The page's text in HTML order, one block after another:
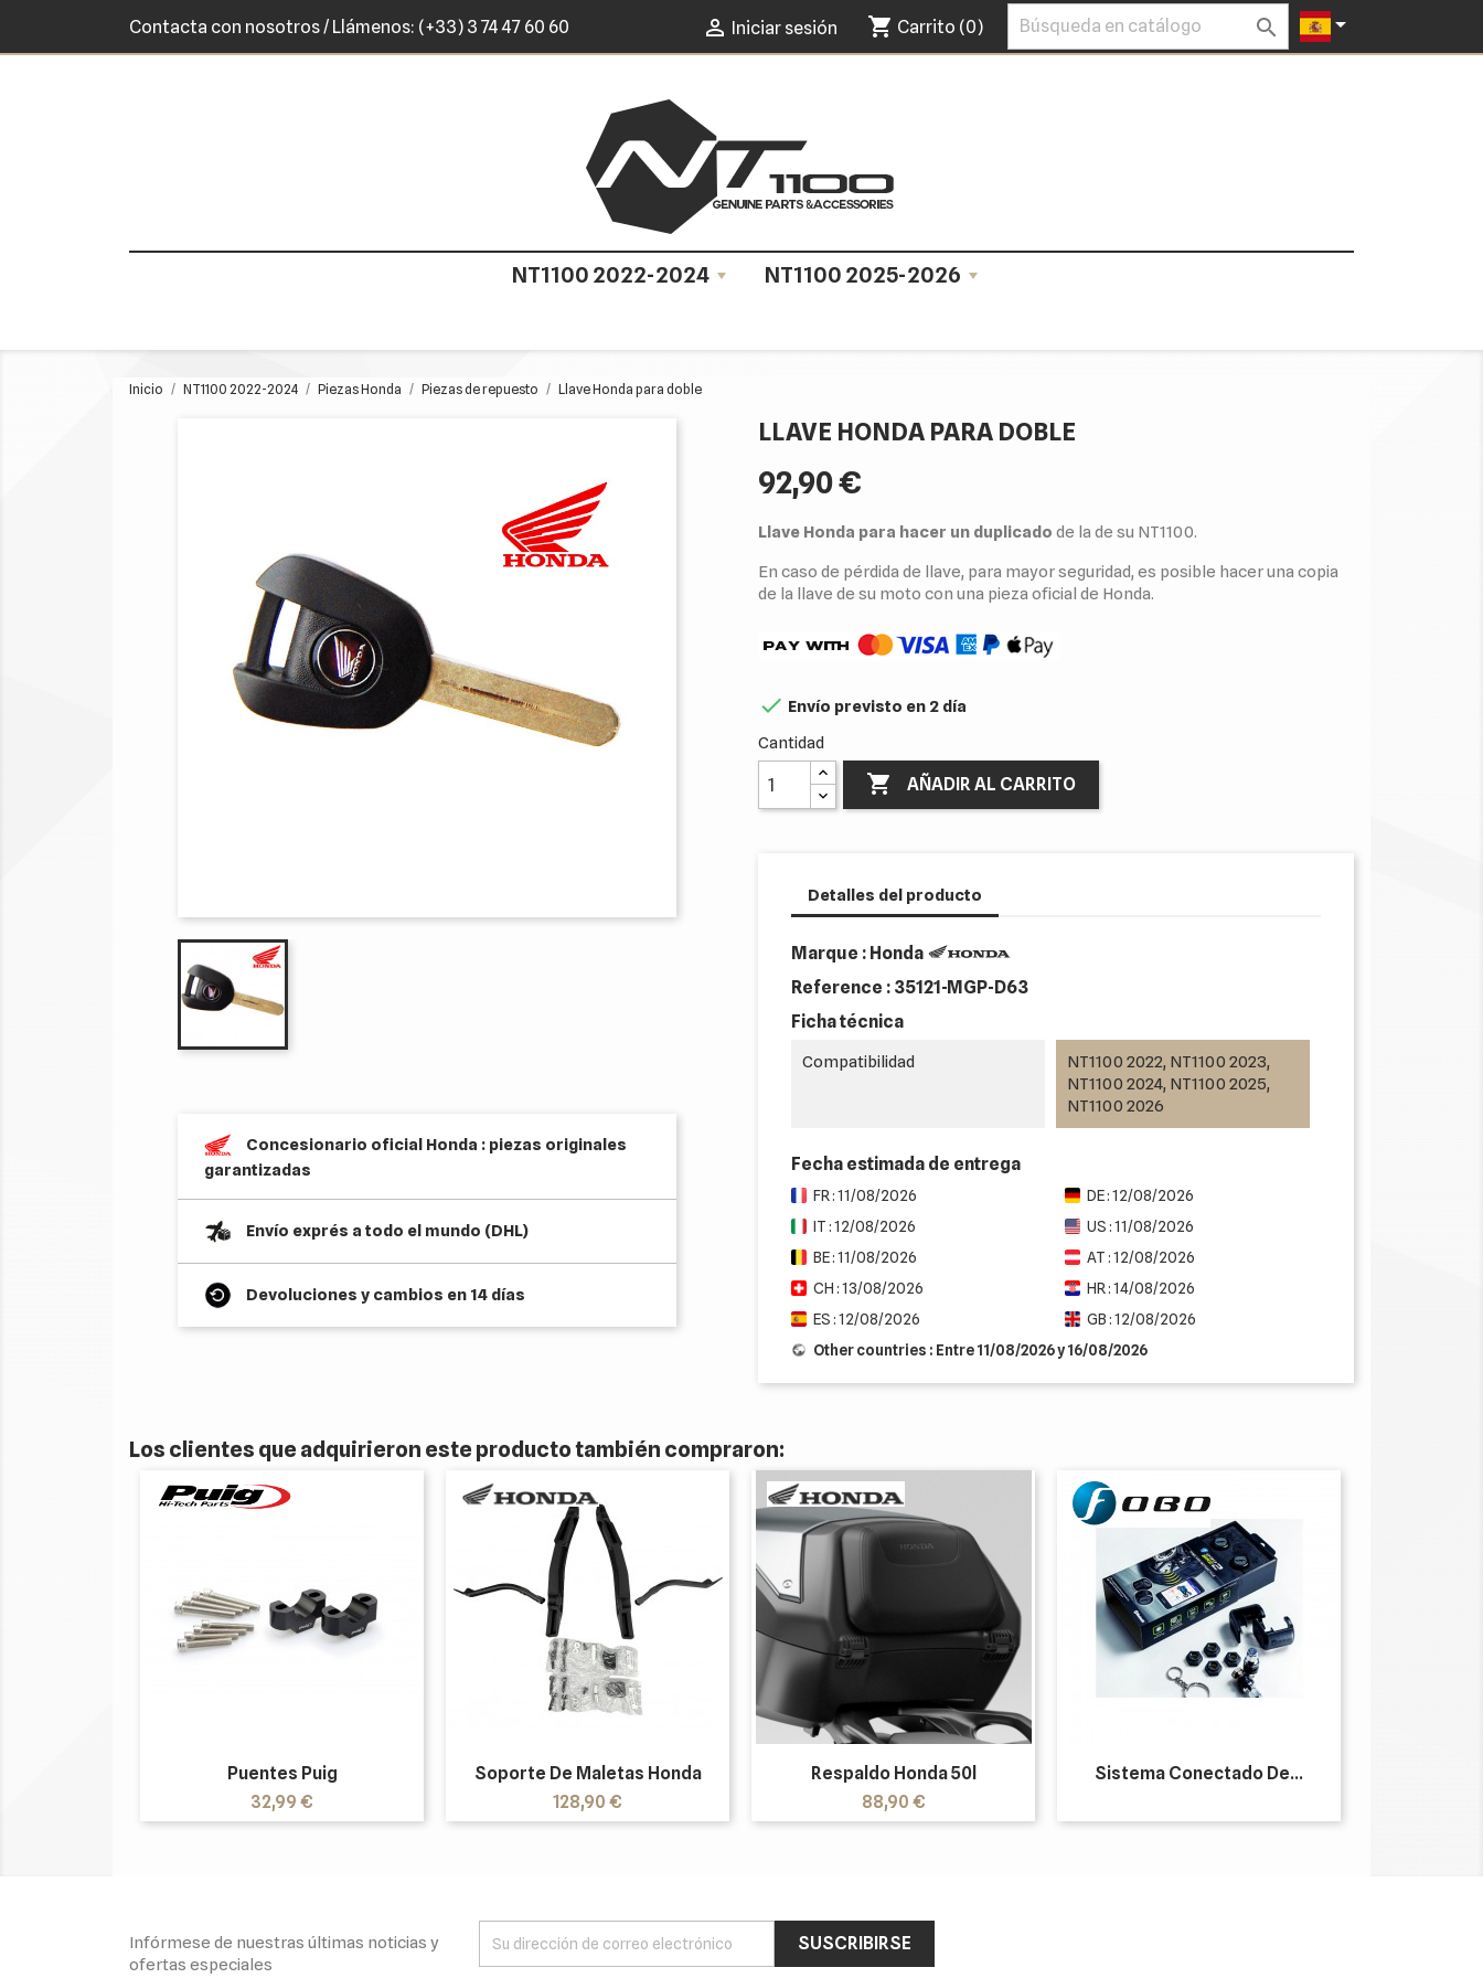
Contacta con nosotros/ Llámenos: (+33) 3 74 47 60 60  Iniciar sesión shopping_cart Carrito (0)  
NT1100 2022-2024 NT1100 2025-2026
Inicio NT1100 2022-2024 Piezas Honda Piezas de repuesto Llave Honda para doble
Concesionario oficial Honda : piezas originales
garantizadas
Envío exprés a todo el mundo (DHL)
Devoluciones y cambios en 14 días
LLAVE HONDA PARA DOBLE
92,90 €
Llave Honda para hacer un duplicado de la de su NT1100.
En caso de pérdida de llave, para mayor seguridad, es posible hacer una copia
de la llave de su moto con una pieza oficial de Honda.
 Envío previsto en 2 día
Cantidad
 AÑADIR AL CARRITO
Detalles del producto
Marque : Honda
Reference : 35121-MGP-D63
Ficha técnica
Compatibilidad
NT1100 2022, NT1100 2023,
NT1100 2024, NT1100 2025,
NT1100 2026
Fecha estimada de entrega
FR : 11/08/2026
DE : 12/08/2026
IT : 12/08/2026
US : 11/08/2026
BE : 11/08/2026
AT : 12/08/2026
CH : 13/08/2026
HR : 14/08/2026
ES : 12/08/2026
GB : 12/08/2026
Other countries : Entre 11/08/2026 y 16/08/2026
Los clientes que adquirieron este producto también compraron:
Puentes Puig
Precio
32,99 €
Soporte De Maletas Honda
Precio
128,90 €
Respaldo Honda 50l
Precio
88,90 €
Sistema Conectado De...
Infórmese de nuestras últimas noticias y
ofertas especiales